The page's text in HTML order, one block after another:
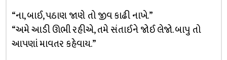
“ના, બાઈ, પઠાણ જાણે તો જીવ કાઢી નાખે.”
“અમે આડી ઊભી રહીએ, તમે સંતાઈને જોઈ લેજો. બાપુ તો
આપણાં માવતર કહેવાય.”